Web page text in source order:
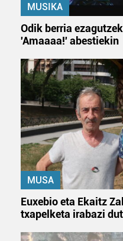
MUSIKA
Odik berria
'Amaaaa!' abestiekin
MUSA
Euxebio eta Ekaitz
txapelketa irabazi